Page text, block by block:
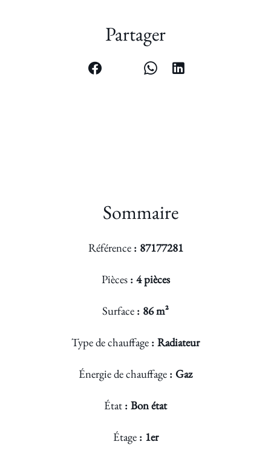
Partager
Sommaire
Référence 87177281
Pièces 4 pièces
Surface 86 m²
Type de chauffage Radiateur
Énergie de chauffage Gaz
État Bon état
Étage 1er